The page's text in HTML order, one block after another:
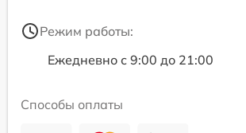
Режим работы:
Ежедневно с 9:00 до 21:00
Способы оплаты